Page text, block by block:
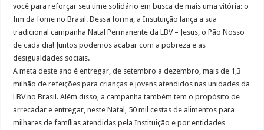
você para reforçar seu time solidário em busca de mais uma vitória: o
fim da fome no Brasil. Dessa forma, a Instituição lança a sua
tradicional campanha Natal Permanente da LBV – Jesus, o Pão Nosso
de cada dia! Juntos podemos acabar com a pobreza e as
desigualdades sociais.
A meta deste ano é entregar, de setembro a dezembro, mais de 1,3
milhão de refeições para crianças e jovens atendidos nas unidades da
LBV no Brasil. Além disso, a campanha também tem o propósito de
arrecadar e entregar, neste Natal, 50 mil cestas de alimentos para
milhares de famílias atendidas pela Instituição e por entidades